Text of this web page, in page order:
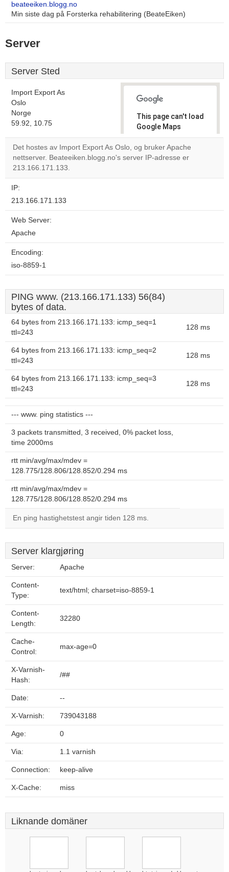
beateeiken.blogg.no
Min siste dag på Forsterka rehabilitering (BeateEiken)
Server
Server Sted
Import Export As
Oslo
Norge
59.92, 10.75
This page can't load
Google Maps
correctly.
Do you
Det hostes av Import Export As Oslo, og bruker Apache
nettserver. Beateeiken.blogg.no's server IP-adresse er
213.166.171.133.
IP:
213.166.171.133
Web Server:
Apache
Encoding:
iso-8859-1
PING www. (213.166.171.133) 56(84)
bytes of data.
64 bytes from 213.166.171.133: icmp_seq=1
ttl=243
128 ms
64 bytes from 213.166.171.133: icmp_seq=2
ttl=243
128 ms
64 bytes from 213.166.171.133: icmp_seq=3
ttl=243
128 ms
--- www. ping statistics ---
3 packets transmitted, 3 received, 0% packet loss,
time 2000ms
rtt min/avg/max/mdev =
128.775/128.806/128.852/0.294 ms
rtt min/avg/max/mdev =
128.775/128.806/128.852/0.294 ms
En ping hastighetstest angir tiden 128 ms.
Server klargjøring
Server: Apache
Content-
Type:
text/html; charset=iso-8859-1
Content-
Length:
32280
Cache-
Control:
max-age=0
X-Varnish-
Hash:
/##
Date: --
X-Varnish: 739043188
Age: 0
Via: 1.1 varnish
Connection: keep-alive
X-Cache: miss
Liknande domäner